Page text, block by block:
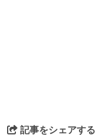
記事をシェアする